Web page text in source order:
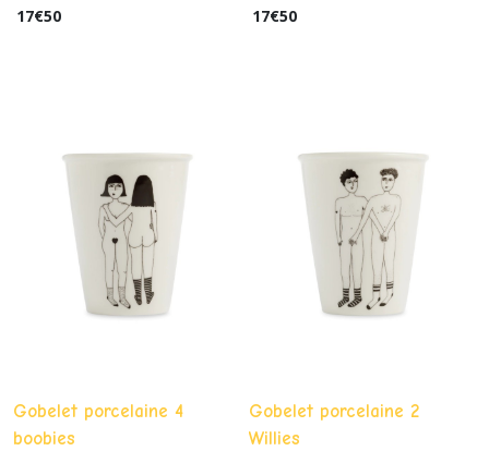
17€50
17€50
Gobelet porcelaine 4
boobies
Gobelet porcelaine 2
Willies